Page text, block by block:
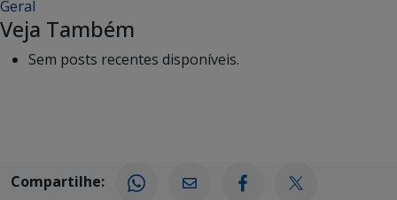
Geral
Veja Também
Sem posts recentes disponíveis.
Compartilhe: